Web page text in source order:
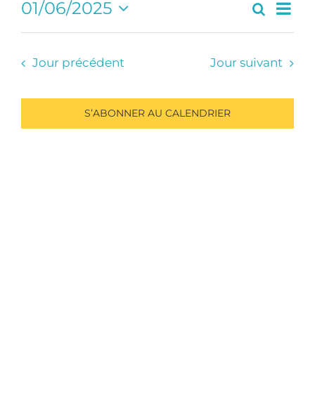
et
de
vues
01/06/2025
Sélectionnez
date.
Jour précédent Jour suivant
S’ABONNER AU CALENDRIER